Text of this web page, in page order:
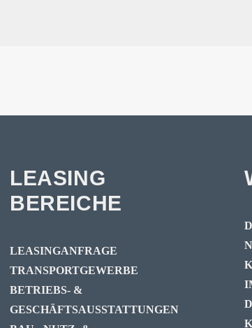
LEASING
BEREICHE
LEASINGANFRAGE
TRANSPORTGEWERBE
BETRIEBS- &
GESCHÄFTSAUSSTATTUNGEN